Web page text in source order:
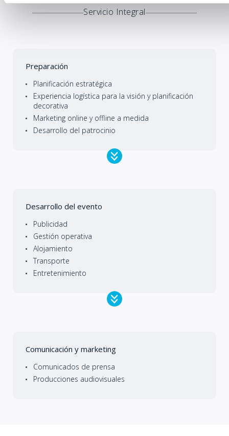
Servicio Integral
Preparación
Planificación estratégica
Experiencia logística para la visión y planificación
decorativa
Marketing online y offline a medida
Desarrollo del patrocinio
Desarrollo del evento
Publicidad
Gestión operativa
Alojamiento
Transporte
Entretenimiento
Comunicación y marketing
Comunicados de prensa
Producciones audiovisuales